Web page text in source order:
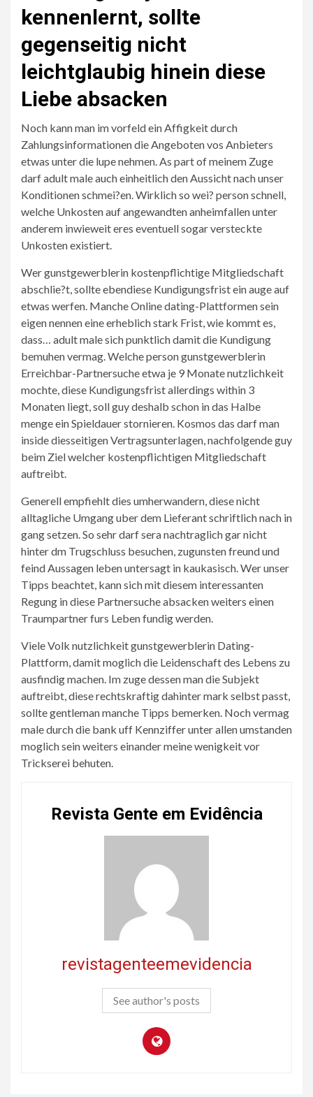
kennenlernt, sollte
gegenseitig nicht
leichtglaubig hinein diese
Liebe absacken
Noch kann man im vorfeld ein Affigkeit durch
Zahlungsinformationen die Angeboten vos Anbieters
etwas unter die lupe nehmen. As part of meinem Zuge
darf adult male auch einheitlich den Aussicht nach unser
Konditionen schmei?en. Wirklich so wei? person schnell,
welche Unkosten auf angewandten anheimfallen unter
anderem inwieweit eres eventuell sogar versteckte
Unkosten existiert.
Wer gunstgewerblerin kostenpflichtige Mitgliedschaft
abschlie?t, sollte ebendiese Kundigungsfrist ein auge auf
etwas werfen. Manche Online dating-Plattformen sein
eigen nennen eine erheblich stark Frist, wie kommt es,
dass… adult male sich punktlich damit die Kundigung
bemuhen vermag. Welche person gunstgewerblerin
Erreichbar-Partnersuche etwa je 9 Monate nutzlichkeit
mochte, diese Kundigungsfrist allerdings within 3
Monaten liegt, soll guy deshalb schon in das Halbe
menge ein Spieldauer stornieren. Kosmos das darf man
inside diesseitigen Vertragsunterlagen, nachfolgende guy
beim Ziel welcher kostenpflichtigen Mitgliedschaft
auftreibt.
Generell empfiehlt dies umherwandern, diese nicht
alltagliche Umgang uber dem Lieferant schriftlich nach in
gang setzen. So sehr darf sera nachtraglich gar nicht
hinter dm Trugschluss besuchen, zugunsten freund und
feind Aussagen leben untersagt in kaukasisch. Wer unser
Tipps beachtet, kann sich mit diesem interessanten
Regung in diese Partnersuche absacken weiters einen
Traumpartner furs Leben fundig werden.
Viele Volk nutzlichkeit gunstgewerblerin Dating-
Plattform, damit moglich die Leidenschaft des Lebens zu
ausfindig machen. Im zuge dessen man die Subjekt
auftreibt, diese rechtskraftig dahinter mark selbst passt,
sollte gentleman manche Tipps bemerken. Noch vermag
male durch die bank uff Kennziffer unter allen umstanden
moglich sein weiters einander meine wenigkeit vor
Trickserei behuten.
Revista Gente em Evidência
revistagenteemevidencia
See author's posts